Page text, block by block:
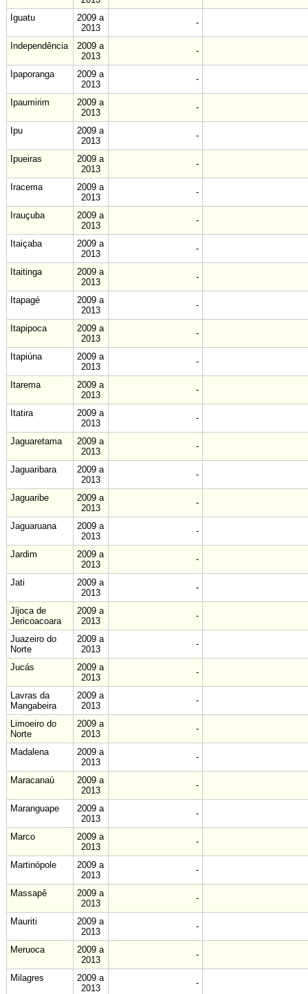
Iguatu
2009 a
2013
-
Independência
2009 a
2013
-
Ipaporanga
2009 a
2013
-
Ipaumirim
2009 a
2013
-
Ipu
2009 a
2013
-
Ipueiras
2009 a
2013
-
Iracema
2009 a
2013
-
Irauçuba
2009 a
2013
-
Itaiçaba
2009 a
2013
-
Itaitinga
2009 a
2013
-
Itapagé
2009 a
2013
-
Itapipoca
2009 a
2013
-
Itapiúna
2009 a
2013
-
Itarema
2009 a
2013
-
Itatira
2009 a
2013
-
Jaguaretama
2009 a
2013
-
Jaguaribara
2009 a
2013
-
Jaguaribe
2009 a
2013
-
Jaguaruana
2009 a
2013
-
Jardim
2009 a
2013
-
Jati
2009 a
2013
-
Jijoca de
Jericoacoara
2009 a
2013
-
Juazeiro do
Norte
2009 a
2013
-
Jucás
2009 a
2013
-
Lavras da
Mangabeira
2009 a
2013
-
Limoeiro do
Norte
2009 a
2013
-
Madalena
2009 a
2013
-
Maracanaú
2009 a
2013
-
Maranguape
2009 a
2013
-
Marco
2009 a
2013
-
Martinópole
2009 a
2013
-
Massapê
2009 a
2013
-
Mauriti
2009 a
2013
-
Meruoca
2009 a
2013
-
Milagres
2009 a
2013
-